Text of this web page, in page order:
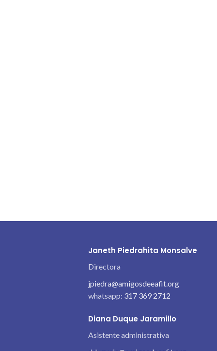
Janeth Piedrahita Monsalve
Directora
jpiedra@amigosdeeafit.org
whatsapp: 317 369 2712
Diana Duque Jaramillo
Asistente administrativa